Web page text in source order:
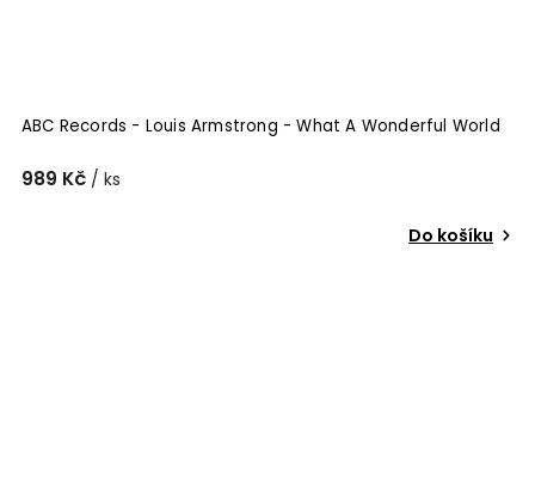
ABC Records - Louis Armstrong - What A Wonderful World
989 Kč / ks
Do košíku